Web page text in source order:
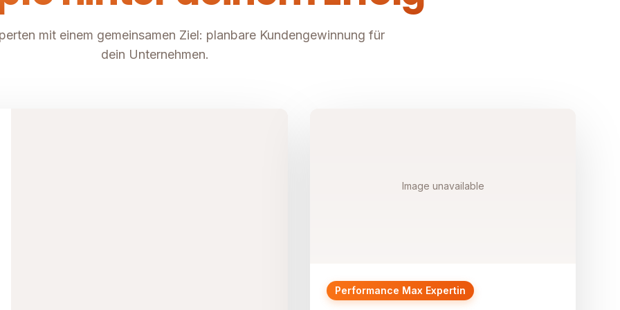
mit einem gemeinsamen Ziel: planbare Kundengewinnung für
dein Unternehmen.
Image unavailable
Performance Max Expertin